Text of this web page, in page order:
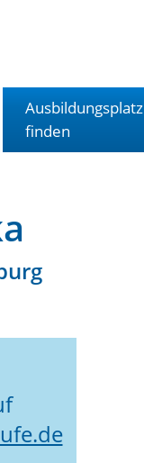
Ausbildungsplatz
finden